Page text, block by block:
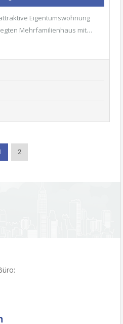
Eigentumswohnung
Mehrfamilienhaus mit…
2